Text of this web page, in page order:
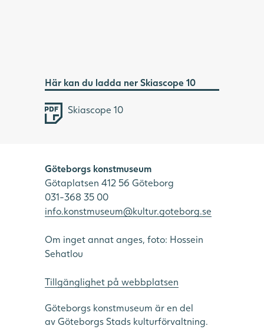
Här kan du ladda ner Skiascope 10
Skiascope 10
Göteborgs konstmuseum
Götaplatsen 412 56 Göteborg
031-368 35 00
info.konstmuseum@kultur.goteborg.se
Om inget annat anges, foto: Hossein
Sehatlou
Tillgänglighet på webbplatsen
Göteborgs konstmuseum är en del
av Göteborgs Stads kulturförvaltning.